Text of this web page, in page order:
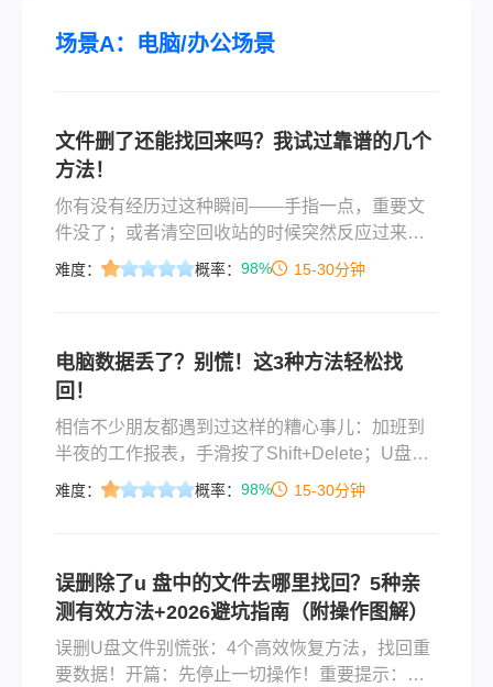
场景A：电脑/办公场景
文件删了还能找回来吗？我试过靠谱的几个
方法！
你有没有经历过这种瞬间——手指一点，重要文
件没了；或者清空回收站的时候突然反应过来里
面还有东西；再或者U盘插上电脑提示“需要格式
夹拖进了回收站，还顺手点了“清空回收站”。朋友
当时脸都白了——里面是他写了三个月的毕业论
文初稿和一堆实验数据。后来折腾了一整天才把
大部分文件找回来，从那以后我对“被删除的文件
难度： 概率： 98% 15-30分钟
电脑数据丢了？别慌！这3种方法轻松找
回！
相信不少朋友都遇到过这样的糟心事儿：加班到
半夜的工作报表，手滑按了Shift+Delete；U盘里
存满的旅行照片，插电脑后突然不见；甚至整理
失的文件都能轻松恢复，今天小编就带大家一步
步搞定数据恢复，还会分享亲测好用的工具，全
场景覆盖不踩雷！
难度： 概率： 98% 15-30分钟
误删除了u 盘中的文件去哪里找回？5种亲
测有效方法+2026避坑指南（附操作图解）
误删U盘文件别慌张：4个高效恢复方法，找回重
要数据！开篇：先停止一切操作！重要提示：发